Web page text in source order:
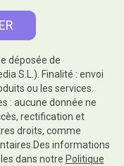
déposée de
S.L.). Finalité : envoi
ou les services.
: aucune donnée ne
rectification et
droits, comme
informations
dans notre Politique